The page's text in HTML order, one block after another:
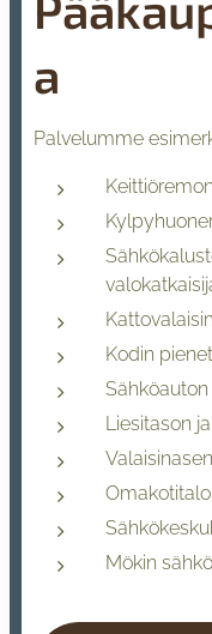
a
Palvelumme
Kodin
Liesitason
Mökin